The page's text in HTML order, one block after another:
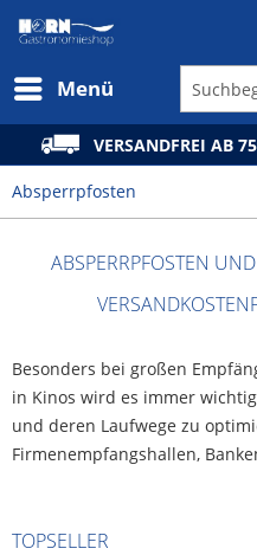
Menü
VERSANDFREI AB
Absperrpfosten
ABSPERRPFOSTEN
Besonders bei großen
in Kinos wird es immer
und deren Laufwege zu
Firmenempfangshallen,
TOPSELLER